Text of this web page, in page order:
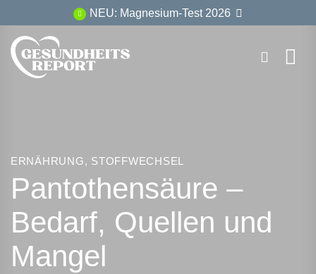
Inhalt
springen
NEU: Magnesium-Test 2026
ERNÄHRUNG, STOFFWECHSEL
Pantothensäure –
Bedarf, Quellen und
Mangel